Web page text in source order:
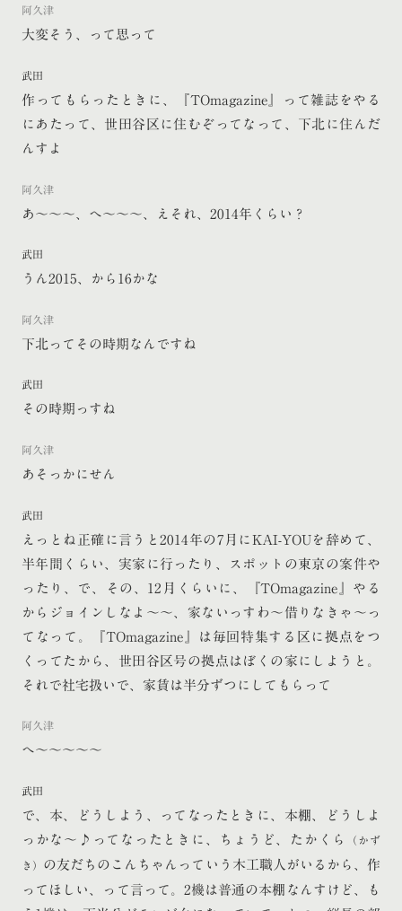
阿久津
大変そう、って思って
武田
作ってもらったときに、『TOmagazine』って雑誌をやる
にあたって、世田谷区に住むぞってなって、下北に住んだ
んすよ
阿久津
あ〜〜〜、へ〜〜〜、えそれ、2014年くらい？
武田
うん2015、から16かな
阿久津
下北ってその時期なんですね
武田
その時期っすね
阿久津
あそっかにせん
武田
えっとね正確に言うと2014年の7月にKAI-YOUを辞めて、
半年間くらい、実家に行ったり、スポットの東京の案件や
ったり、で、その、12月くらいに、『TOmagazine』やる
からジョインしなよ〜〜、家ないっすわ〜借りなきゃ〜っ
てなって。『TOmagazine』は毎回特集する区に拠点をつ
くってたから、世田谷区号の拠点はぼくの家にしようと。
それで社宅扱いで、家賃は半分ずつにしてもらって
阿久津
へ〜〜〜〜〜
武田
で、本、どうしよう、ってなったときに、本棚、どうしよ
っかな〜♪ってなったときに、ちょうど、たかくら
（かず
き） の友だちのこんちゃんっていう木工職人がいるから、作
ってほしい、って言って。2機は普通の本棚なんすけど、も